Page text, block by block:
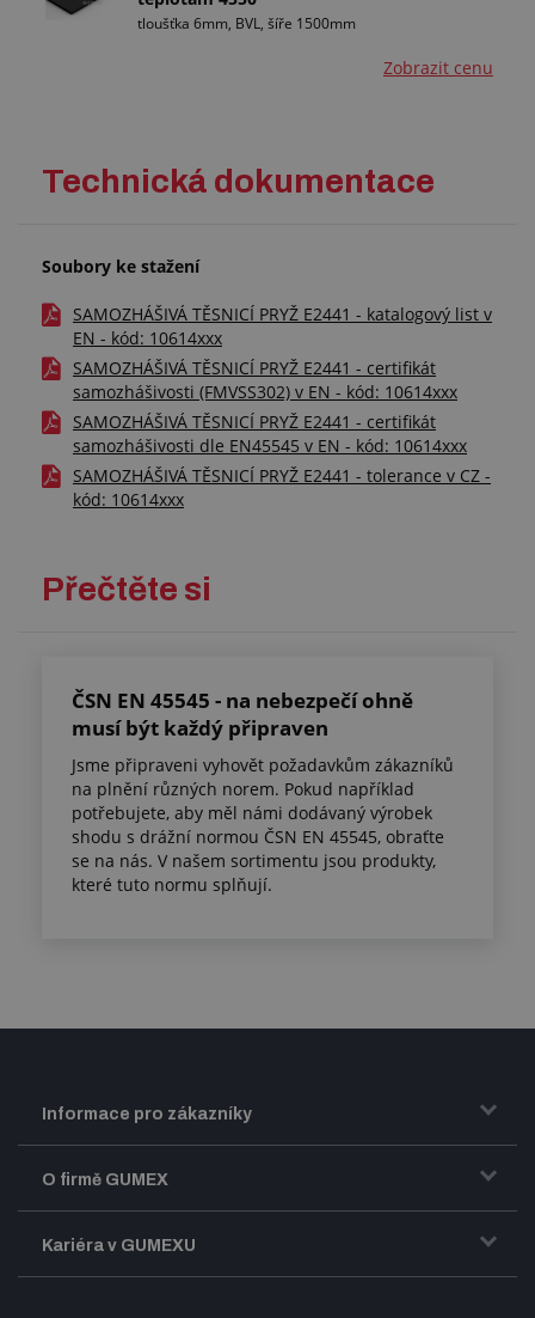
tloušťka 6mm, BVL, šíře 1500mm
Zobrazit cenu
Technická dokumentace
Soubory ke stažení
SAMOZHÁŠIVÁ TĚSNICÍ PRYŽ E2441 - katalogový list v
EN - kód: 10614xxx
SAMOZHÁŠIVÁ TĚSNICÍ PRYŽ E2441 - certifikát
samozhášivosti (FMVSS302) v EN - kód: 10614xxx
SAMOZHÁŠIVÁ TĚSNICÍ PRYŽ E2441 - certifikát
samozhášivosti dle EN45545 v EN - kód: 10614xxx
SAMOZHÁŠIVÁ TĚSNICÍ PRYŽ E2441 - tolerance v CZ -
kód: 10614xxx
Přečtěte si
ČSN EN 45545 - na nebezpečí ohně
musí být každý připraven
Jsme připraveni vyhovět požadavkům zákazníků
na plnění různých norem. Pokud například
potřebujete, aby měl námi dodávaný výrobek
shodu s drážní normou ČSN EN 45545, obraťte
se na nás. V našem sortimentu jsou produkty,
které tuto normu splňují.
Informace pro zákazníky
Doprava a zasílání zboží
Obchodní podmínky
O firmě GUMEX
Představení firmy GUMEX
Kariéra v GUMEXU